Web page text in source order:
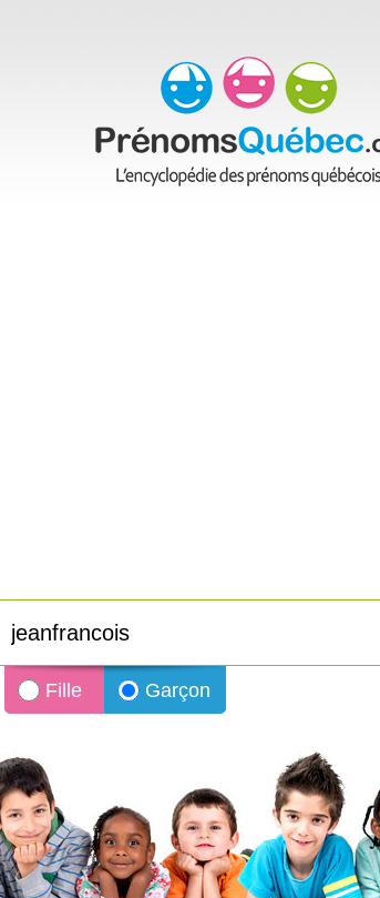
Fille Garçon